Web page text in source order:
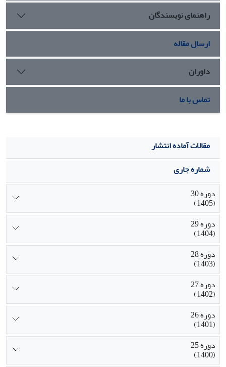
اهمیت زیادی می باشد.
راهنمای نویسندگان
ارسال مقاله
داوران
تماس با ما
مقالات آماده انتشار
شماره جاری
دوره 30
(1405)
دوره 29
(1404)
دوره 28
(1403)
دوره 27
(1402)
دوره 26
(1401)
دوره 25
(1400)